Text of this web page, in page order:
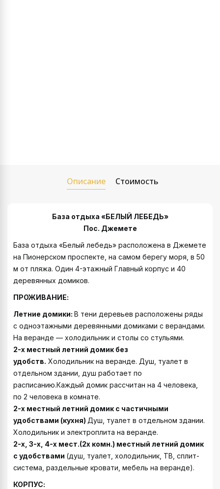
Описание Стоимость
База отдыха «БЕЛЫЙ ЛЕБЕДЬ»
Пос. Джемете
База отдыха «Белый лебедь» расположена в Джемете
на Пионерском проспекте, на самом берегу моря, в 50
м от пляжа. Один 4-этажный Главный корпус и 40
деревянных домиков.
ПРОЖИВАНИЕ:
Летние домики: В тени деревьев расположены ряды
с одноэтажными деревянными домиками с верандами.
На веранде — холодильник и столы со стульями.
2-х местный летний домик без
удобств. Холодильник на веранде. Душ, туалет в
отдельном здании, душ работает по
расписанию.Каждый домик рассчитан на 4 человека,
по 2 человека в комнате.
2-х местный летний домик с частичными
удобствами (кухня) Душ, туалет в отдельном здании.
Холодильник и электроплита на веранде.
2-х, 3-х, 4-х мест.(2х комн.) местный летний домик
с удобствами (душ, туалет, холодильник, ТВ, сплит-
система, раздельные кровати, мебель на веранде).
КОРПУС: